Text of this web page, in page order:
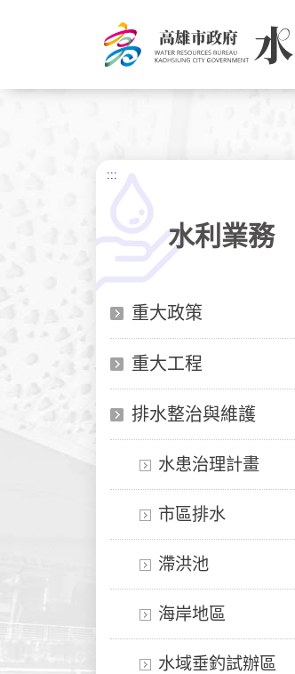
:::
水利業務
重大政策
重大工程
排水整治與維護
水患治理計畫
市區排水
滯洪池
海岸地區
水域垂釣試辦區